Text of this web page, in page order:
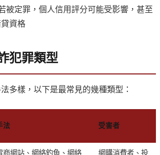
被定罪，個人信用評分可能受影響，甚至
資格
犯罪類型
多樣，以下是最常見的幾種類型：
法 受害者
商網站、網絡釣魚、網絡
網購消費者、投